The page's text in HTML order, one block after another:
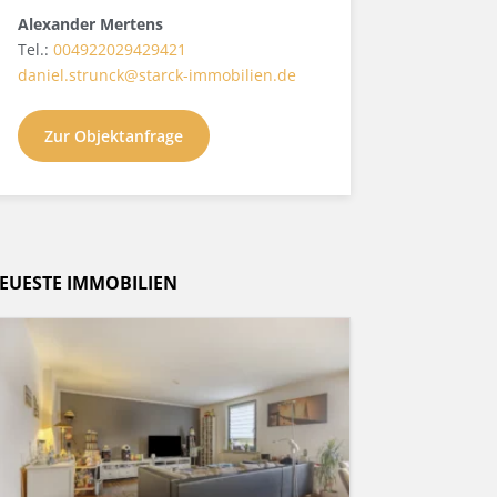
Alexander Mertens
Tel.: 004922029429421
daniel.strunck@starck-immobilien.de
Zur Objektanfrage
IMMOBILIEN